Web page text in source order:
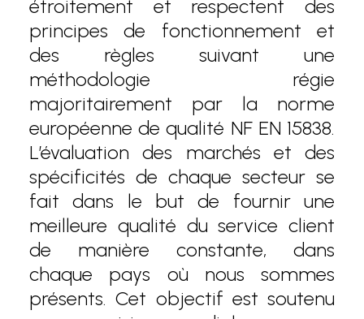
étroitement et respectent des
principes de fonctionnement et
des règles suivant une
méthodologie régie
majoritairement par la norme
européenne de qualité NF EN 15838.
L’évaluation des marchés et des
spécificités de chaque secteur se
fait dans le but de fournir une
meilleure qualité du service client
de manière constante, dans
chaque pays où nous sommes
présents. Cet objectif est soutenu